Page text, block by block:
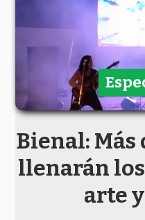
Bienal: Más
llenarán
arte